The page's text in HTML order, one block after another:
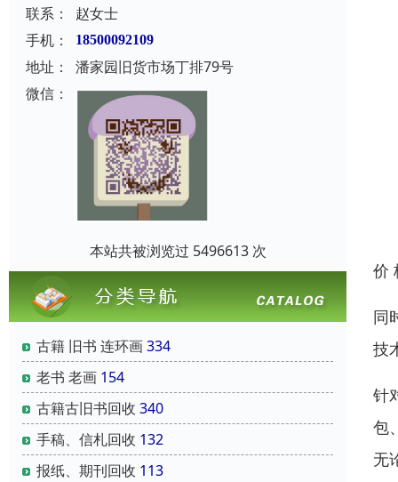
联系：
赵女士
手机：
18500092109
地址：
潘家园旧货市场丁排79号
微信：
本站共被浏览过 5496613 次
古籍 旧书 连环画334
老书 老画 154
古籍古旧书回收 340
手稿、信札回收 132
报纸、期刊回收 113
价
同
技
针
包
无